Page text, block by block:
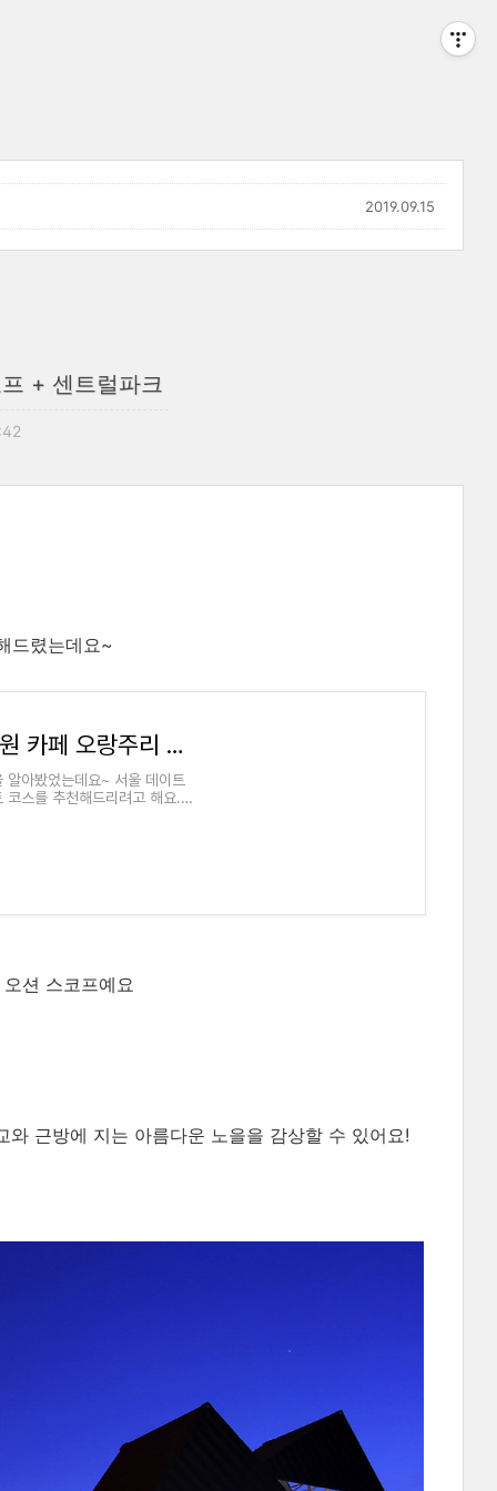
2019.09.15
+ 센트럴파크
드렸는데요~
서울 근교 데이트 코스 추천 : 식물원 카페 오랑주리 Orangerie
아봤었는데요~ 서울 데이트
스를 추천해드리려고 해요.
션 스코프예요
근방에 지는 아름다운 노을을 감상할 수 있어요!